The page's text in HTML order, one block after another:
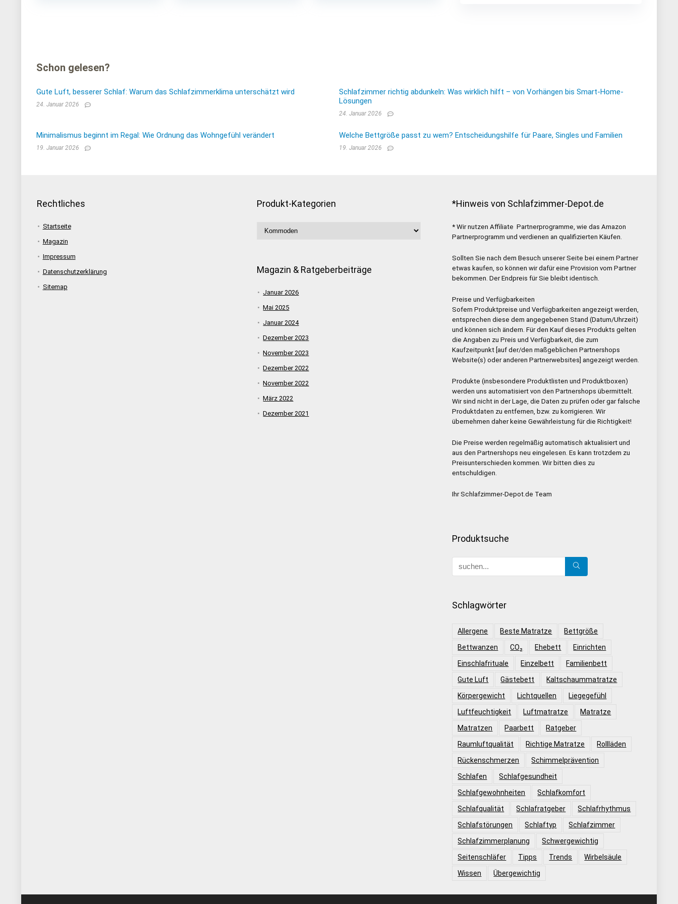
Schon gelesen?
Gute Luft, besserer Schlaf: Warum das Schlafzimmerklima unterschätzt wird
24. Januar 2026
Schlafzimmer richtig abdunkeln: Was wirklich hilft – von Vorhängen bis Smart-Home-
Lösungen
24. Januar 2026
Minimalismus beginnt im Regal: Wie Ordnung das Wohngefühl verändert
19. Januar 2026
Welche Bettgröße passt zu wem? Entscheidungshilfe für Paare, Singles und Familien
19. Januar 2026
Rechtliches
Startseite
Magazin
Impressum
Datenschutzerklärung
Sitemap
Produkt-Kategorien
Magazin & Ratgeberbeiträge
Januar 2026
Mai 2025
Januar 2024
Dezember 2023
November 2023
Dezember 2022
November 2022
März 2022
Dezember 2021
*Hinweis von Schlafzimmer-Depot.de
* Wir nutzen Affiliate Partnerprogramme, wie das Amazon
Partnerprogramm und verdienen an qualifizierten Käufen.
Sollten Sie nach dem Besuch unserer Seite bei einem Partner
etwas kaufen, so können wir dafür eine Provision vom Partner
bekommen. Der Endpreis für Sie bleibt identisch.
Preise und Verfügbarkeiten
Sofern Produktpreise und Verfügbarkeiten angezeigt werden,
entsprechen diese dem angegebenen Stand (Datum/Uhrzeit)
und können sich ändern. Für den Kauf dieses Produkts gelten
die Angaben zu Preis und Verfügbarkeit, die zum
Kaufzeitpunkt [auf der/den maßgeblichen Partnershops
Website(s) oder anderen Partnerwebsites] angezeigt werden.
Produkte (insbesondere Produktlisten und Produktboxen)
werden uns automatisiert von den Partnershops übermittelt.
Wir sind nicht in der Lage, die Daten zu prüfen oder gar falsche
Produktdaten zu entfernen, bzw. zu korrigieren. Wir
übernehmen daher keine Gewährleistung für die Richtigkeit!
Die Preise werden regelmäßig automatisch aktualisiert und
aus den Partnershops neu eingelesen. Es kann trotzdem zu
Preisunterschieden kommen. Wir bitten dies zu
entschuldigen.
Ihr Schlafzimmer-Depot.de Team
Produktsuche
Schlagwörter
Allergene Beste Matratze
Bettgröße
Bettwanzen
CO₂ Ehebett
Einrichten
Einschlafrituale
Einzelbett
Familienbett
Gute Luft
Gästebett
Kaltschaummatratze
Körpergewicht
Lichtquellen
Liegegefühl
Luftfeuchtigkeit
Luftmatratze
Matratze
Matratzen
Paarbett
Ratgeber
Raumluftqualität
Richtige Matratze
Rollläden
Rückenschmerzen
Schimmelprävention
Schlafen
Schlafgesundheit
Schlafgewohnheiten
Schlafkomfort
Schlafqualität
Schlafratgeber
Schlafrhythmus
Schlafstörungen
Schlaftyp
Schlafzimmer
Schlafzimmerplanung
Schwergewichtig
Seitenschläfer
Tipps Trends
Wirbelsäule
Wissen
Übergewichtig